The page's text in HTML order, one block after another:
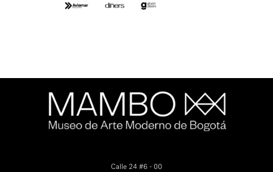
Calle 24 #6 - 00